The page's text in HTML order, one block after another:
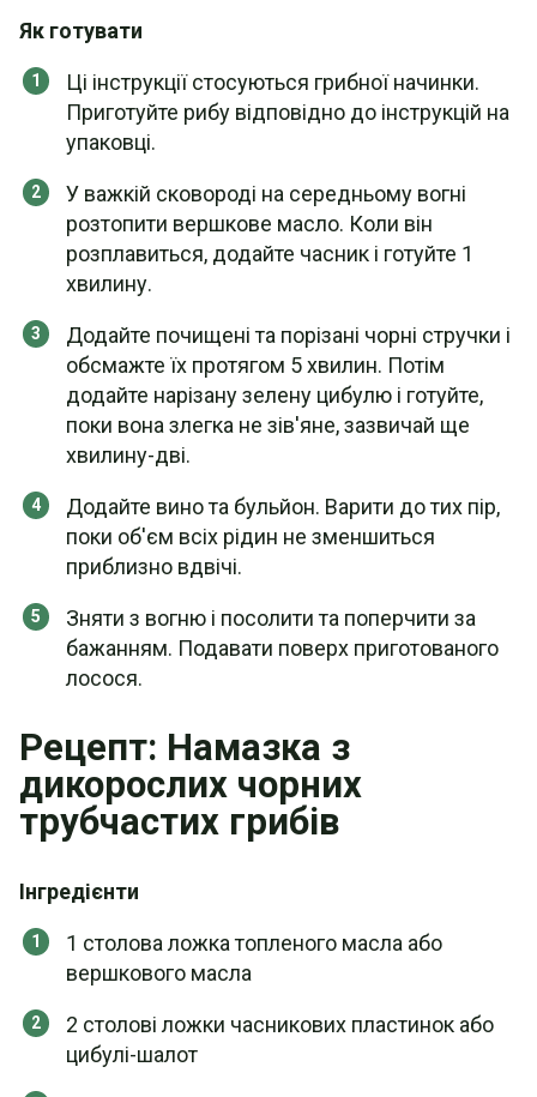
Як готувати
Ці інструкції стосуються грибної начинки.
Приготуйте рибу відповідно до інструкцій на
упаковці.
У важкій сковороді на середньому вогні
розтопити вершкове масло. Коли він
розплавиться, додайте часник і готуйте 1
хвилину.
Додайте почищені та порізані чорні стручки і
обсмажте їх протягом 5 хвилин. Потім
додайте нарізану зелену цибулю і готуйте,
поки вона злегка не зів'яне, зазвичай ще
хвилину-дві.
Додайте вино та бульйон. Варити до тих пір,
поки об'єм всіх рідин не зменшиться
приблизно вдвічі.
Зняти з вогню і посолити та поперчити за
бажанням. Подавати поверх приготованого
лосося.
Рецепт: Намазка з
дикорослих чорних
трубчастих грибів
Інгредієнти
1 столова ложка топленого масла або
вершкового масла
2 столові ложки часникових пластинок або
цибулі-шалот